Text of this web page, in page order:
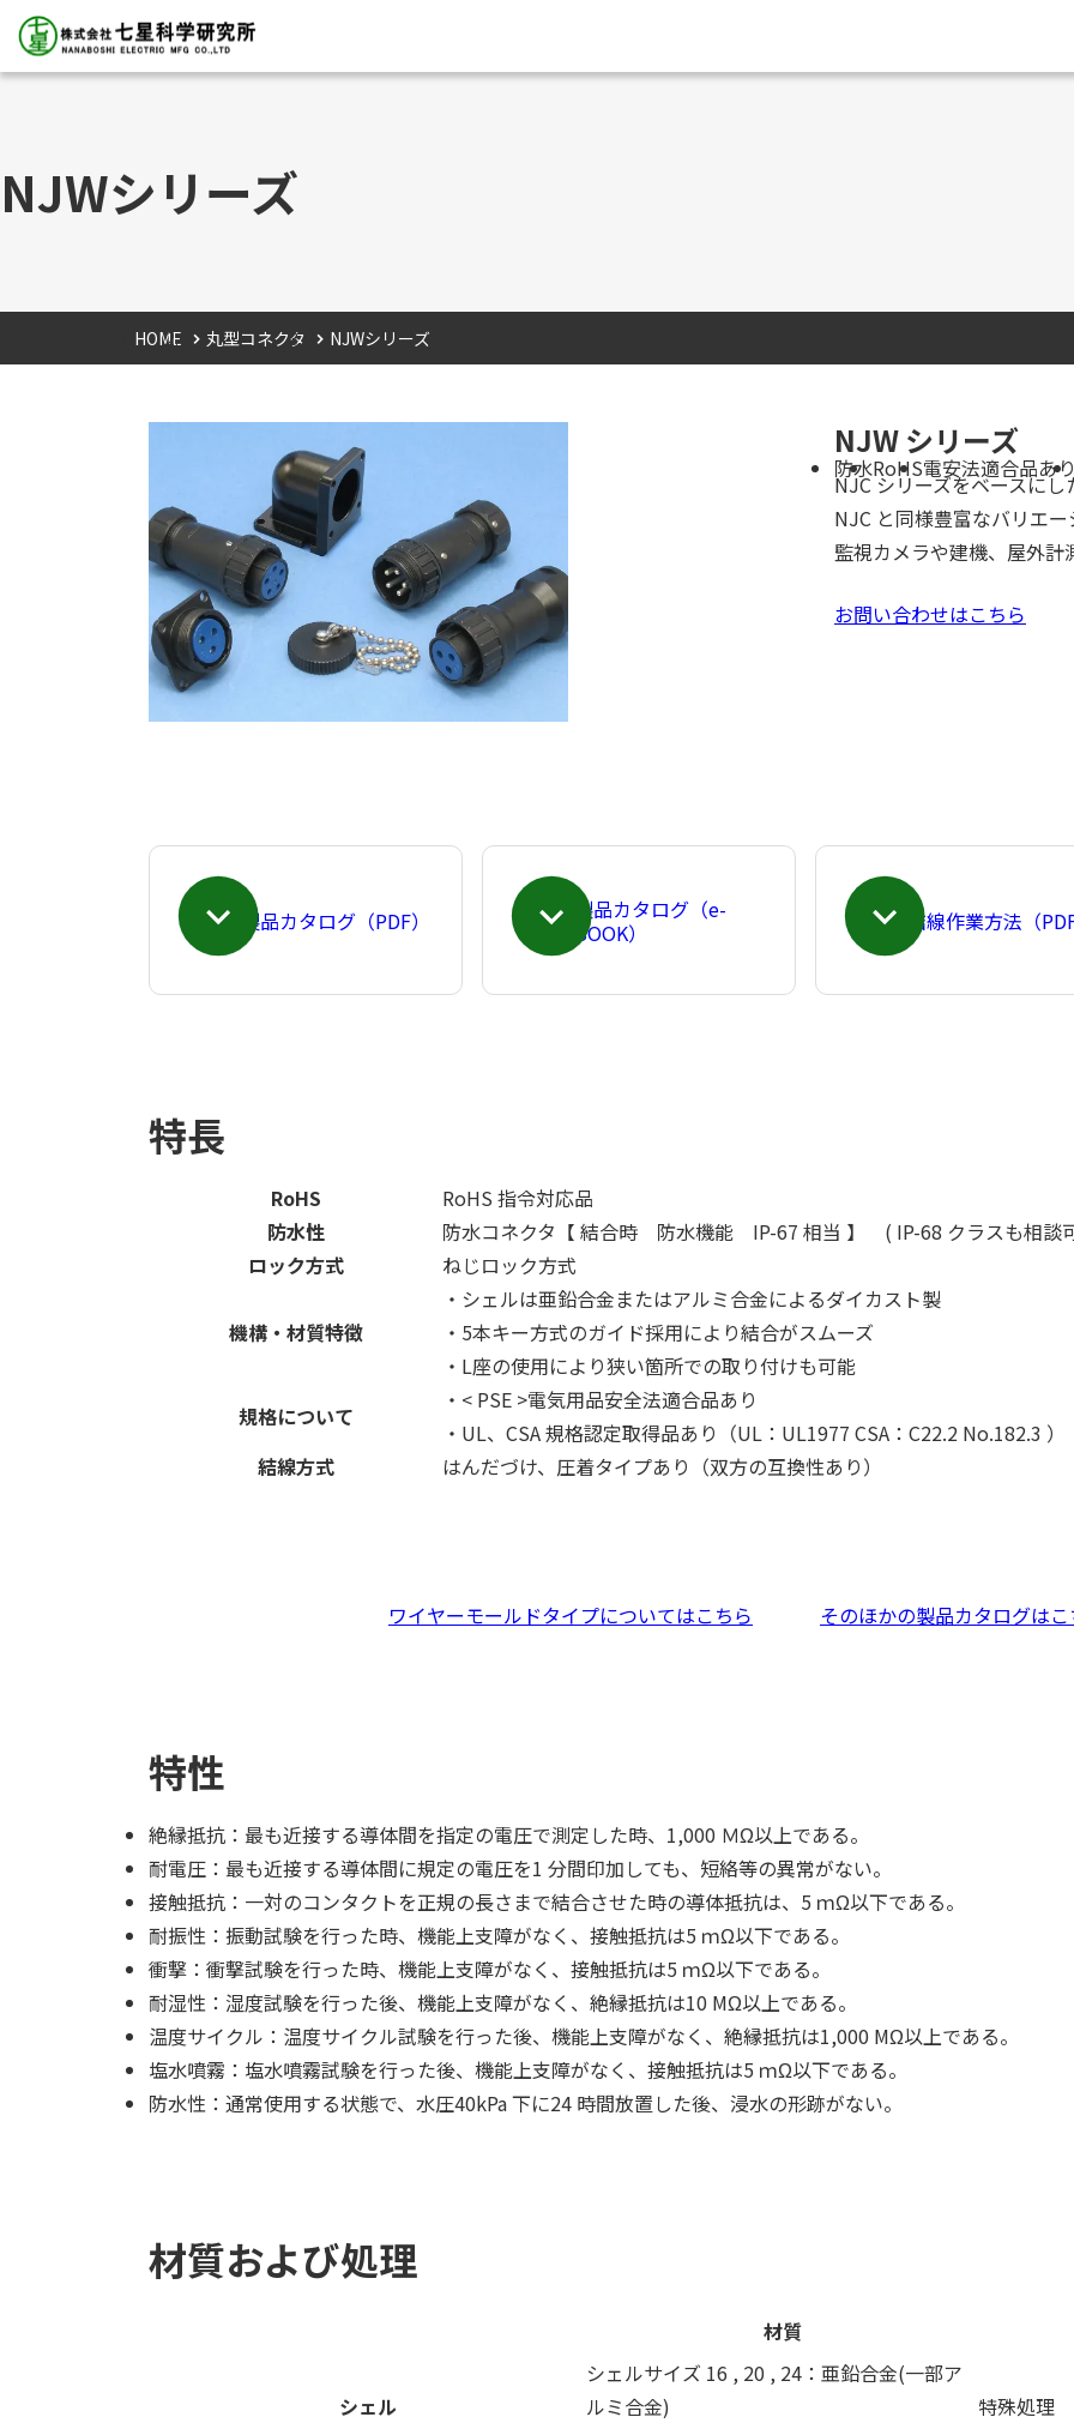
NJWシリーズ
HOME 丸型コネクタ NJWシリーズ
NJW シリーズ
防水RoHS電安法適合品あ
NJC シリーズをベースに
NJC と同様豊富なバリエ
監視カメラや建機、屋外
お問い合わせはこちら
製品カタログ（PDF）
製品カタログ（e-
BOOK）
結線作業方法（
特長
RoHS
RoHS 指令対応品
防水性
防水コネクタ【 結合時 防水機能 IP-67 相当 】 ( IP-68 クラスも相談
ロック方式
ねじロック方式
機構・材質特徴
・シェルは亜鉛合金またはアルミ合金によるダイカスト製
・5本キー方式のガイド採用により結合がスムーズ
・L座の使用により狭い箇所での取り付けも可能
規格について
・< PSE >電気用品安全法適合品あり
・UL、CSA 規格認定取得品あり（UL：UL1977 CSA：C22.2 No.182.3 ）
結線方式
はんだづけ、圧着タイプあり（双方の互換性あり）
ワイヤーモールドタイプについてはこちら そのほかの製品カタログは
特性
絶縁抵抗：最も近接する導体間を指定の電圧で測定した時、1,000 ＭΩ以上である。
耐電圧：最も近接する導体間に規定の電圧を1 分間印加しても、短絡等の異常がない。
接触抵抗：一対のコンタクトを正規の長さまで結合させた時の導体抵抗は、5 ｍΩ以下である。
耐振性：振動試験を行った時、機能上支障がなく、接触抵抗は5 ｍΩ以下である。
衝撃：衝撃試験を行った時、機能上支障がなく、接触抵抗は5 ｍΩ以下である。
耐湿性：湿度試験を行った後、機能上支障がなく、絶縁抵抗は10 MΩ以上である。
温度サイクル：温度サイクル試験を行った後、機能上支障がなく、絶縁抵抗は1,000 MΩ以上である。
塩水噴霧：塩水噴霧試験を行った後、機能上支障がなく、接触抵抗は5 ｍΩ以下である。
防水性：通常使用する状態で、水圧40kPa 下に24 時間放置した後、浸水の形跡がない。
材質および処理
材質
シェル
シェルサイズ 16 , 20 , 24：亜鉛合金(一部ア
ルミ合金)
特殊処理